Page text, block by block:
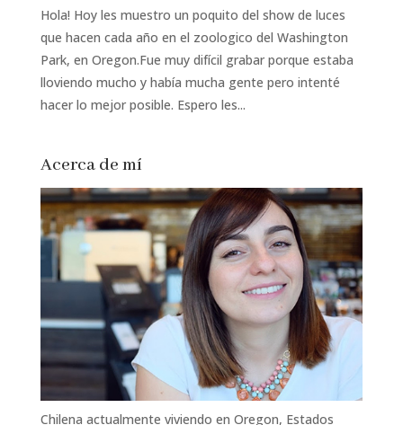
Hola! Hoy les muestro un poquito del show de luces
que hacen cada año en el zoologico del Washington
Park, en Oregon.Fue muy difícil grabar porque estaba
lloviendo mucho y había mucha gente pero intenté
hacer lo mejor posible. Espero les...
Acerca de mí
Chilena actualmente viviendo en Oregon, Estados